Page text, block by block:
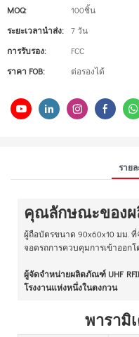
MOQ:
100ชิ้น
ระยะเวลานำส่ง:
7 วัน
การรับรอง:
FCC
ราคา FOB:
ต่อรองได้
ราย
คุณลักษณะของ
ผู้ถือบัตรขนาด 90x60x10 มม.
จอดรถการควบคุมการเข้าออก
ผู้จัดจำหน่ายผลิตภัณฑ์ UHF
โรงงานแห่งหนึ่งในตงกวน
พารามิ